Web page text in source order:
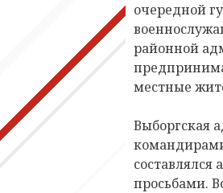
очередной
районной
местные
Выборгская
составлялся
просьбами.